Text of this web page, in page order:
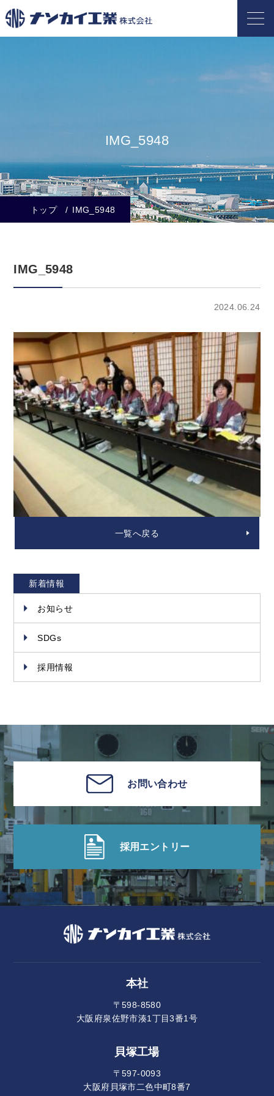
IMG_5948
トップ IMG_5948
IMG_5948
2024.06.24
一覧へ戻る
新着情報
お知らせ
SDGs
採用情報
お問い合わせ
採用エントリー
本社
〒598-8580
大阪府泉佐野市湊1丁目3番1号
貝塚工場
〒597-0093
大阪府貝塚市二色中町8番7